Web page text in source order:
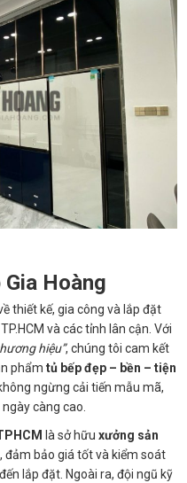
Hoàng
thiết kế, gia công và lắp đặt
và các tỉnh lân cận. Với
hiệu”, chúng tôi cam kết
phẩmtủ bếp đẹp – bền – tiện
ngừng cải tiến mẫu mã,
càng cao.
là sở hữuxưởng sản
đảm bảo giá tốt và kiểm soát
lắp đặt. Ngoài ra, đội ngũ kỹ